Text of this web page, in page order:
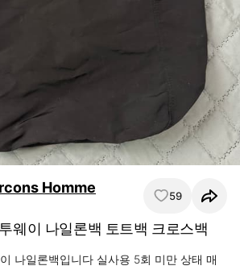
Homme 59
웨이 나일론백 토트백 크로스백
나일론백입니다 실사용 5회 미만 상태 매